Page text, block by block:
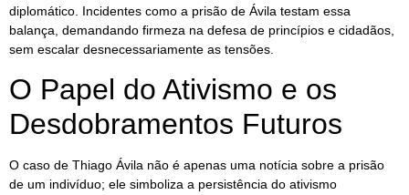
diplomático. Incidentes como a prisão de Ávila testam essa
balança, demandando firmeza na defesa de princípios e cidadãos,
sem escalar desnecessariamente as tensões.
O Papel do Ativismo e os
Desdobramentos Futuros
O caso de Thiago Ávila não é apenas uma notícia sobre a prisão
de um indivíduo; ele simboliza a persistência do ativismo